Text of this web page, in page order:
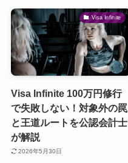
Visa Infinite
Visa Infinite 100万円修行
で失敗しない！対象外の罠
と王道ルートを公認会計士
が解説
2026年5月30日